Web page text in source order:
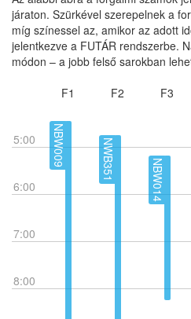
járaton. Szürkével szerepelnek a
míg színessel az, amikor az adott
jelentkezve a FUTÁR rendszerbe.
módon – a jobb felső sarokban
5:00
6:00
7:00
8:00
F1
NBW009
F2
NWB351
F3
NBW014